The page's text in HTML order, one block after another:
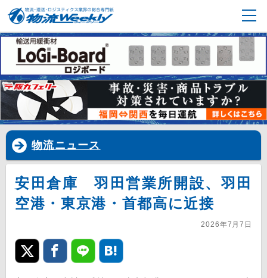
物流ニュース
安田倉庫 羽田営業所開設、羽田
空港・東京港・首都高に近接
2026年7月7日